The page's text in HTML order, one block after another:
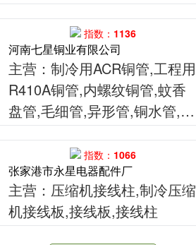
指数：1136
河南七星铜业有限公司
主营 ：制冷用ACR铜管,工程用
R410A铜管,内螺纹铜管,蚊香
盘管,毛细管,异形管,铜水管,铜
管件,分支器,焊接材料,铜杆等
指数：1066
张家港市永星电器配件厂
主营 ：压缩机接线柱,制冷压缩
机接线板,接线板,接线柱